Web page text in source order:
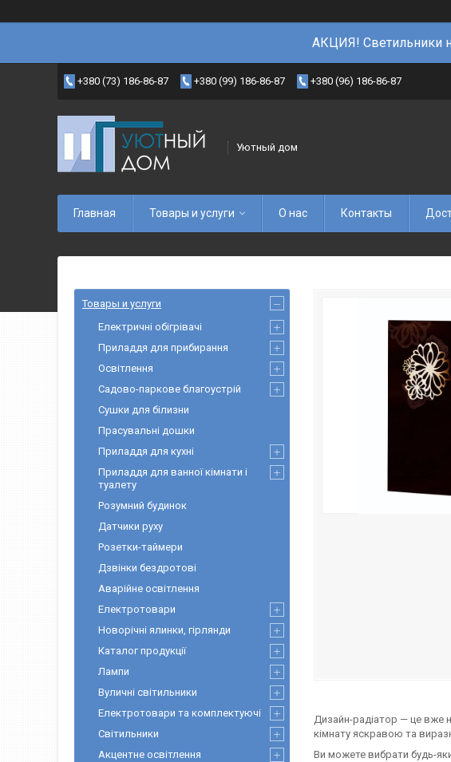
АКЦИЯ! Светильники
+380 (73) 186-86-87 +380 (99) 186-86-87 +380 (96) 186-86-87
Уютный дом
Главная Товары и услуги О нас Контакты
Дизайн-радіатор — це вже
кімнату яскравою та
Ви можете вибрати будь-
Товары и услуги
Електричні обігрівачі
Приладдя для прибирання
Освітлення
Садово-паркове благоустрій
Сушки для білизни
Прасувальні дошки
Приладдя для кухні
Приладдя для ванної кімнати і
туалету
Розумний будинок
Датчики руху
Розетки-таймери
Дзвінки бездротові
Аварійне освітлення
Електротовари
Новорічні ялинки, гірлянди
Каталог продукції
Лампи
Вуличні світильники
Електротовари та комплектуючі
Світильники
Акцентне освітлення